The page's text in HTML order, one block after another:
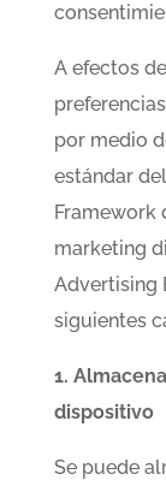
A efectos
por medio
estándar
Framework
marketing
Advertising
siguientes
1.
dispositivo
Se puede